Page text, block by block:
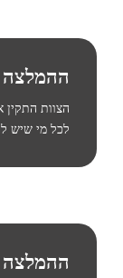
ההמלצה
הצוות התקין
לכל מי שיש
ההמלצה